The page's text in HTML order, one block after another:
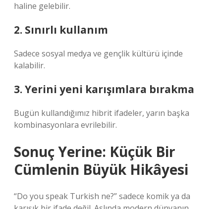
haline gelebilir.
2. Sınırlı kullanım
Sadece sosyal medya ve gençlik kültürü içinde
kalabilir.
3. Yerini yeni karışımlara bırakma
Bugün kullandığımız hibrit ifadeler, yarın başka
kombinasyonlara evrilebilir.
Sonuç Yerine: Küçük Bir
Cümlenin Büyük Hikâyesi
“Do you speak Turkish ne?” sadece komik ya da